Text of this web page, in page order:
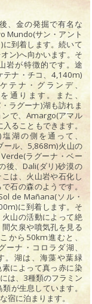
、金の発掘で有名な
Mundo(サン・アント
に到着します。続いて
ン)へ向かいます。そ
岩が特徴的です。途
ナ・チコ、4,140m)
テナ・グランデ、
通ります。また、
ラグーナ)湖も訪れま
で、Amargo(アマル
ることもできます。
湖の側を通って、
ール、5,868m)火山の
ラグーナ・ベー
後、Dali(ダリ)砂漠の
は、火山岩や石化し
石の森のようです。
de Mañana(ソル・
に到着します。そ
山の活動によって絶
欠泉や噴気孔を見る
から50km進むと、
ーナ・コロラダ湖、
。湖は、海藻や葉緑
によって真っ赤に染
は、3種類のフラミン
が生息しています。
宿に泊まります。